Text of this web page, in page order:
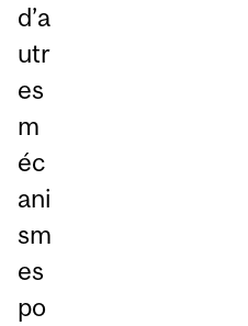
d’a
utr
es
m
éc
ani
sm
es
po